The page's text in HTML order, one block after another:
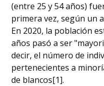
(entre 25 y 54 años)
primera vez, según un
En 2020, la población
años pasó a ser
decir, el número de
pertenecientes a
de blancos[1].